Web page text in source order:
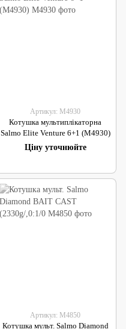
Артикул: M4930
Котушка мультиплікаторна
Salmo Elite Venture 6+1 (M4930)
Ціну уточнюйте
Артикул: M4850
Котушка мульт. Salmo Diamond